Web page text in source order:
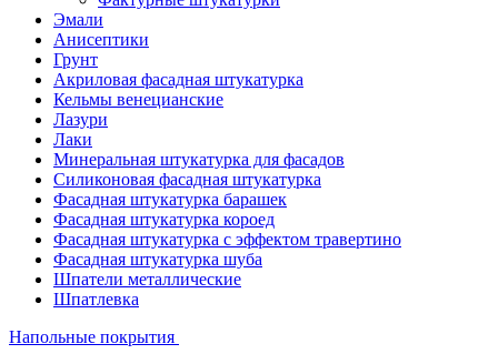
Эмали
Анисептики
Грунт
Акриловая фасадная штукатурка
Кельмы венецианские
Лазури
Лаки
Минеральная штукатурка для фасадов
Силиконовая фасадная штукатурка
Фасадная штукатурка барашек
Фасадная штукатурка короед
Фасадная штукатурка с эффектом травертино
Фасадная штукатурка шуба
Шпатели металлические
Шпатлевка
Напольные покрытия